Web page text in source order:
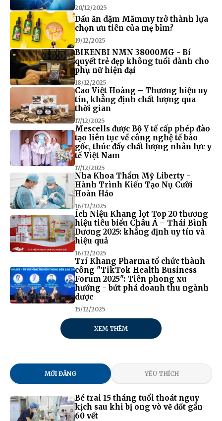
20/12/2025
Dầu ăn dặm Mămmy trở thành lựa
chọn ưu tiên của mẹ bỉm?
19/12/2025
BIKENBI NMN 38000MG - Bí
quyết trẻ đẹp không tuổi dành cho
phụ nữ hiện đại
18/12/2025
Cao Việt Hoàng – Thương hiệu uy
tín, khẳng định chất lượng qua
thời gian
17/12/2025
Mescells được Bộ Y tế cấp phép đào
tạo liên tục về công nghệ tế bào
gốc, thúc đẩy chất lượng nhân lực y
tế Việt Nam
17/12/2025
Nha Khoa Thẩm Mỹ Liberty -
Hành Trình Kiến Tạo Nụ Cười
Hoàn Hảo
16/12/2025
Ích Niệu Khang lọt Top 20 thương
hiệu tiêu biểu Châu Á – Thái Bình
Dương 2025: khẳng định uy tín và
hiệu quả
16/12/2025
Trí Khang Pharma tổ chức thành
công "TikTok Health Business
Forum 2025": Tiên phong xu
hướng - bứt phá doanh thu ngành
dược
15/12/2025
XEM THÊM
MỚI ĐĂNG YÊU THÍCH
Bé trai 15 tháng tuổi thoát nguy
kịch sau khi bị ong vò vẽ đốt gần
60 vết